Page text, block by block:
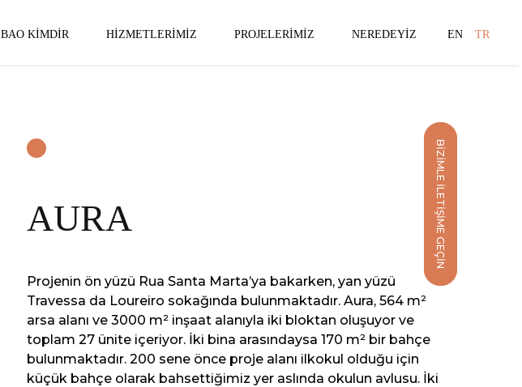
BAO KIMDIR HIZMETLERIMIZ PROJELERIMIZ NEREDEYIZ EN TR
AURA
Projenin ön yüzü Rua Santa Marta’ya bakarken, yan yüzü
Travessa da Loureiro sokağında bulunmaktadır. Aura, 564 m²
arsa alanı ve 3000 m² inşaat alanıyla iki bloktan oluşuyor ve
toplam 27 ünite içeriyor. İki bina arasındaysa 170 m² bir bahçe
bulunmaktadır. 200 sene önce proje alanı ilkokul olduğu için
küçük bahçe olarak bahsettiğimiz yer aslında okulun avlusu. İki
BIZIMLE İLETIŞIME GEÇIN